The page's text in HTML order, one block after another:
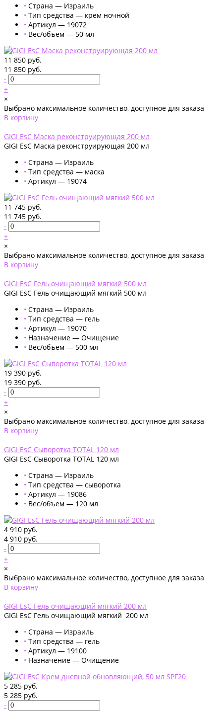
• Страна — Израиль
• Тип средства — крем ночной
• Артикул — 19072
• Вес/объем — 50 мл
11 850 руб.
11 850 руб.
-
+
×
Выбрано максимальное количество, доступное для заказа
В корзину
GIGI EsC Маска реконструирующая 200 мл
GIGI EsC Маска реконструирующая 200 мл
• Страна — Израиль
• Тип средства — маска
• Артикул — 19074
11 745 руб.
11 745 руб.
-
+
×
Выбрано максимальное количество, доступное для заказа
В корзину
GIGI EsC Гель очищающий мягкий 500 мл
GIGI EsC Гель очищающий мягкий 500 мл
• Страна — Израиль
• Тип средства — гель
• Артикул — 19070
• Назначение — Очищение
• Вес/объем — 500 мл
19 390 руб.
19 390 руб.
-
+
×
Выбрано максимальное количество, доступное для заказа
В корзину
GIGI EsC Сыворотка TOTAL 120 мл
GIGI EsC Сыворотка TOTAL 120 мл
• Страна — Израиль
• Тип средства — сыворотка
• Артикул — 19086
• Вес/объем — 120 мл
4 910 руб.
4 910 руб.
-
+
×
Выбрано максимальное количество, доступное для заказа
В корзину
GIGI EsC Гель очищающий мягкий 200 мл
GIGI EsC Гель очищающий мягкий 200 мл
• Страна — Израиль
• Тип средства — гель
• Артикул — 19100
• Назначение — Очищение
5 285 руб.
5 285 руб.
-